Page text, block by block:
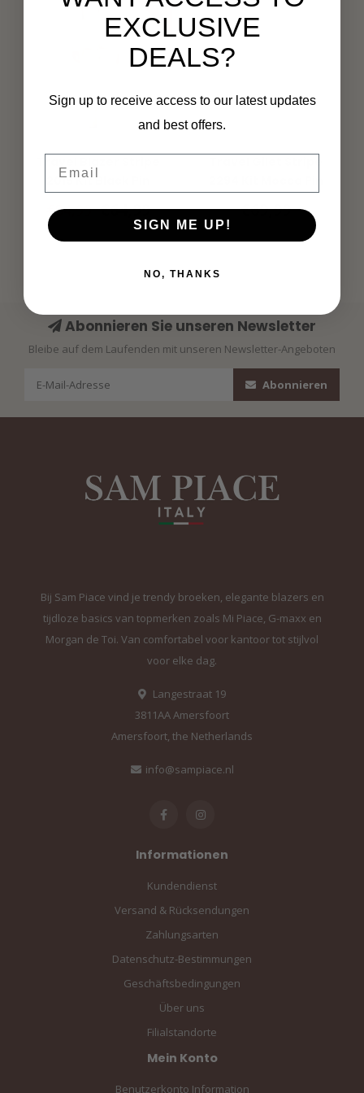
2015 Kit Black Pin
€84,99 €64,99 €69,99
Abonnieren Sie unseren Newsletter
Bleibe auf dem Laufenden mit unseren Newsletter-Angeboten
Abonnieren
Bij Sam Piace vind je trendy broeken, elegante blazers en
tijdloze basics van topmerken zoals Mi Piace, G-maxx en
Morgan de Toi. Van comfortabel voor kantoor tot stijlvol
voor elke dag.
Langestraat 19
3811AA Amersfoort
Amersfoort, the Netherlands
info@sampiace.nl
Informationen
Kundendienst
Versand & Rücksendungen
Zahlungsarten
Datenschutz-Bestimmungen
Geschäftsbedingungen
Über uns
Filialstandorte
Mein Konto
Benutzerkonto Information
EXCLUSIVE
DEALS?
Sign up to receive access to our latest updates
and best offers.
SIGN ME UP!
NO, THANKS